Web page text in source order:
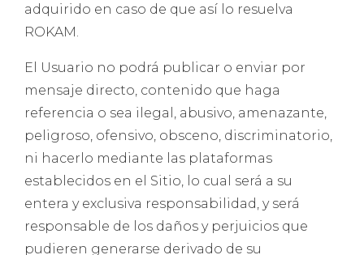
adquirido en caso de que así lo resuelva
ROKAM.
El Usuario no podrá publicar o enviar por
mensaje directo, contenido que haga
referencia o sea ilegal, abusivo, amenazante,
peligroso, ofensivo, obsceno, discriminatorio,
ni hacerlo mediante las plataformas
establecidos en el Sitio, lo cual será a su
entera y exclusiva responsabilidad, y será
responsable de los daños y perjuicios que
pudieren generarse derivado de su